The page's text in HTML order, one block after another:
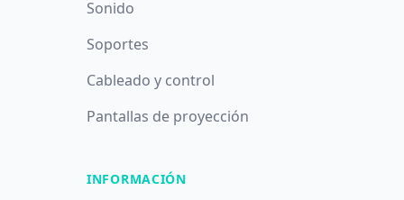
Sonido
Soportes
Cableado y control
Pantallas de proyección
INFORMACIÓN